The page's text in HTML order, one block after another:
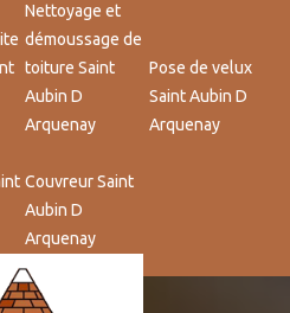
Nettoyage et
démoussage de
toiture Saint
Aubin D
Arquenay
Pose de velux
Saint Aubin D
Arquenay
Couvreur Saint
Aubin D
Arquenay